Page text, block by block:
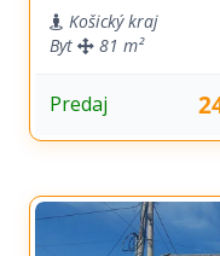
Košický kraj
Byt
81 m²
Predaj